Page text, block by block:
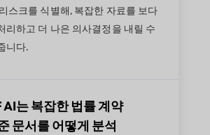
스크를 식별해, 복잡한 자료를 보다
리하고 더 나은 의사결정을 내릴 수
니다.
AI는 복잡한 법률 계약
문서를 어떻게 분석